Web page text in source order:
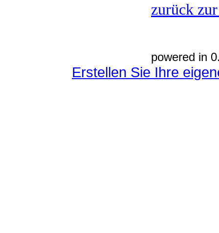
zurück
powered in
Erstellen Sie Ihre